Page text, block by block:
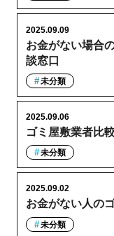
お金がない場合
談窓口
2025.09.09
未分類
ゴミ屋敷業者比
2025.09.06
未分類
お金がない人の
2025.09.02
未分類